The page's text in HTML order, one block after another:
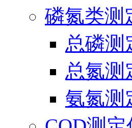
磷氮类测
总磷测
总氮测
氨氮测